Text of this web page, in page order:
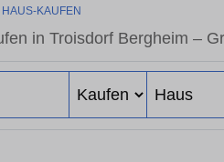
HAUS-KAUFEN
in Troisdorf Bergheim –